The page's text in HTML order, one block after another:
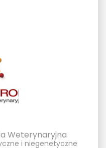
Weterynaryjna
i niegenetyczne